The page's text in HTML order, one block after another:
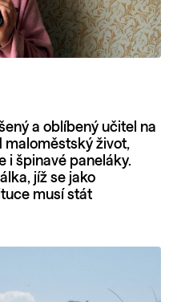
a oblíbený učitel na
maloměstský život,
i špinavé paneláky.
jíž se jako
musí stát